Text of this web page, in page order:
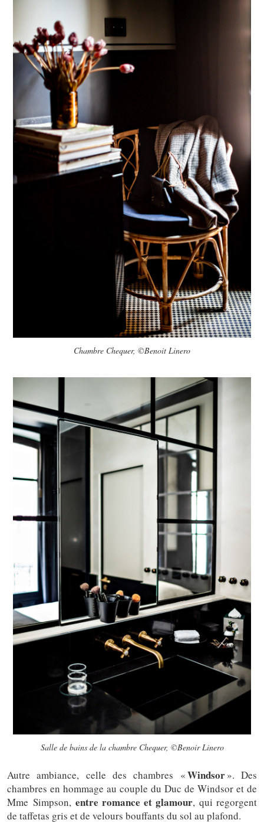
Chambre Chequer, ©Benoit Linero
Salle de bains de la chambre Chequer, ©Benoir Linero
Autre ambiance, celle des chambres «Windsor». Des
chambres en hommage au couple du Duc de Windsor et de
Mme Simpson, entre romance et glamour, qui regorgent
de taffetas gris et de velours bouffants du sol au plafond.